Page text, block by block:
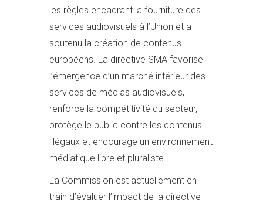
les règles encadrant la fourniture des
services audiovisuels à l’Union et a
soutenu la création de contenus
européens. La directive SMA favorise
l’émergence d’un marché intérieur des
services de médias audiovisuels,
renforce la compétitivité du secteur,
protège le public contre les contenus
illégaux et encourage un environnement
médiatique libre et pluraliste.
La Commission est actuellement en
train d’évaluer l’impact de la directive